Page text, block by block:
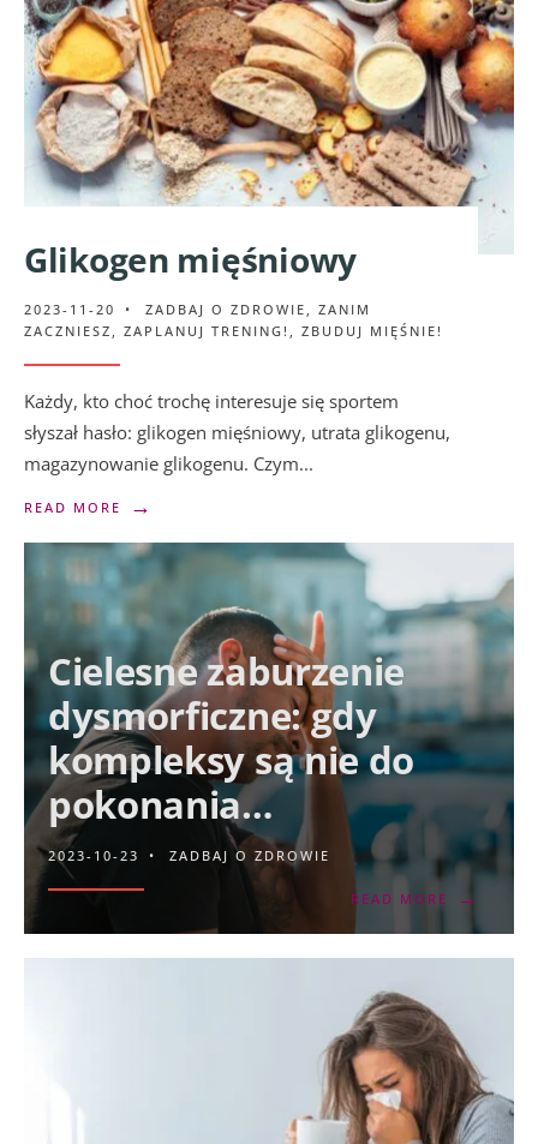
Glikogen mięśniowy
2023-11-20 • ZADBAJ O ZDROWIE , ZANIM
ZACZNIESZ , ZAPLANUJ TRENING! , ZBUDUJ MIĘŚNIE!
Każdy, kto choć trochę interesuje się sportem
słyszał hasło: glikogen mięśniowy, utrata glikogenu,
magazynowanie glikogenu. Czym...
READ MORE →
Cielesne zaburzenie
dysmorficzne: gdy
kompleksy są nie do
pokonania…
2023-10-23 • ZADBAJ O ZDROWIE
READ MORE →